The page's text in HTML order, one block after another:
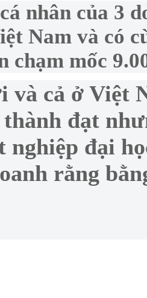
nhân của 3
Nam và có
chạm mốc
và cả ở Việt
đạt
nghiệp đại
rằng